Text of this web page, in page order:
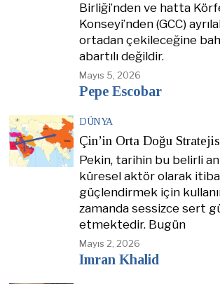
Birliği’nden ve hatta
Konseyi’nden (GCC)
ortadan çekileceğine
abartılı değildir.
Mayıs 5, 2026
Pepe Escobar
DÜNYA
Çin’in Orta Doğu
Pekin, tarihin bu belirli
küresel aktör olarak
güçlendirmek için
zamanda sessizce sert
etmektedir. Bugün
Mayıs 2, 2026
Imran Khalid